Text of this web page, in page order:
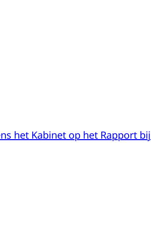
het Kabinet op het Rapport